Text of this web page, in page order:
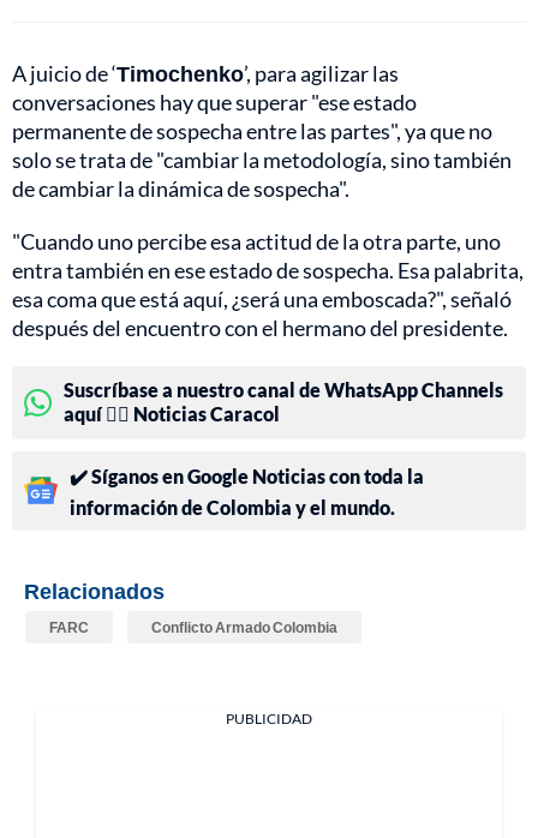
A juicio de ‘Timochenko’, para agilizar las
conversaciones hay que superar "ese estado
permanente de sospecha entre las partes", ya que no
solo se trata de "cambiar la metodología, sino también
de cambiar la dinámica de sospecha".
"Cuando uno percibe esa actitud de la otra parte, uno
entra también en ese estado de sospecha. Esa palabrita,
esa coma que está aquí, ¿será una emboscada?", señaló
después del encuentro con el hermano del presidente.
Suscríbase a nuestro canal de WhatsApp Channels
aquí 👉🏻 Noticias Caracol
✔️ Síganos en Google Noticias con toda la
información de Colombia y el mundo.
Relacionados
FARC Conflicto Armado Colombia
PUBLICIDAD